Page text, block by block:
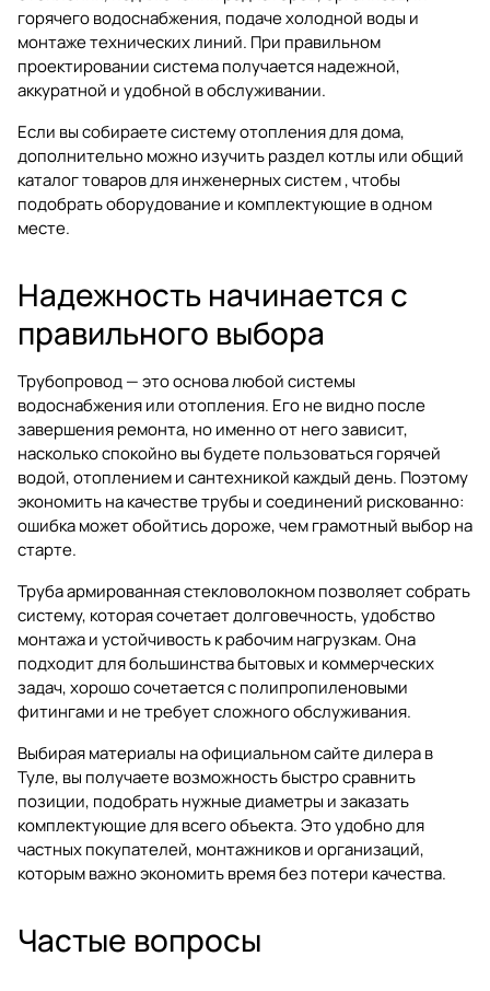
горячего водоснабжения, подаче холодной воды и
монтаже технических линий. При правильном
проектировании система получается надежной,
аккуратной и удобной в обслуживании.
Если вы собираете систему отопления для дома,
дополнительно можно изучить раздел котлы или общий
каталогтоваров для инженерных систем, чтобы
подобрать оборудование и комплектующие в одном
месте.
Надежность начинается с
правильного выбора
Трубопровод — это основа любой системы
водоснабжения или отопления. Его не видно после
завершения ремонта, но именно от него зависит,
насколько спокойно вы будете пользоваться горячей
водой, отоплением и сантехникой каждый день. Поэтому
экономить на качестве трубы и соединений рискованно:
ошибка может обойтись дороже, чем грамотный выбор на
старте.
Труба армированная стекловолокном позволяет собрать
систему, которая сочетает долговечность, удобство
монтажа и устойчивость к рабочим нагрузкам. Она
подходит для большинства бытовых и коммерческих
задач, хорошо сочетается с полипропиленовыми
фитингами и не требует сложного обслуживания.
Выбирая материалы на официальном сайте дилера в
Туле, вы получаете возможность быстро сравнить
позиции, подобрать нужные диаметры и заказать
комплектующие для всего объекта. Это удобно для
частных покупателей, монтажников и организаций,
которым важно экономить время без потери качества.
Частые вопросы